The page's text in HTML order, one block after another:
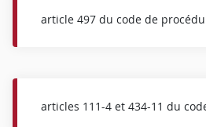
article 497 du code de
articles 111-4 et 434-11 du